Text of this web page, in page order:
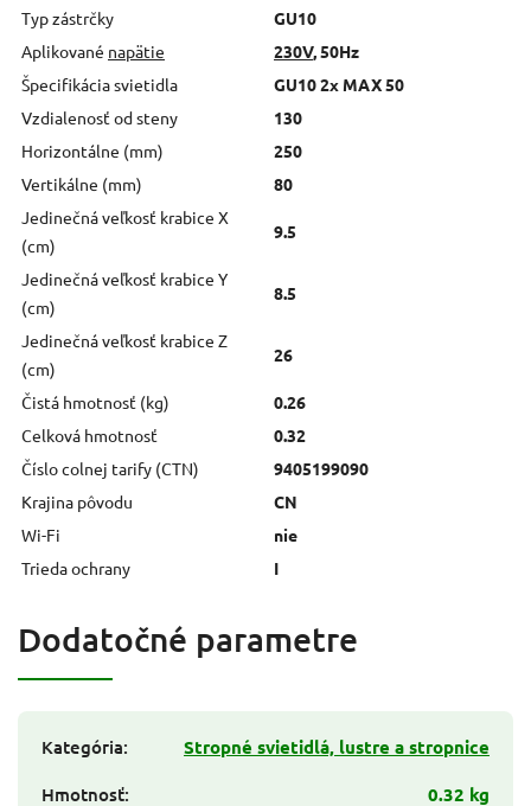
Typ zástrčky
GU10
Aplikované napätie 230V, 50Hz
Špecifikácia svietidla
GU10 2x MAX 50
Vzdialenosť od steny
130
Horizontálne (mm)
250
Vertikálne (mm)
80
Jedinečná veľkosť krabice X
(cm)
9.5
Jedinečná veľkosť krabice Y
(cm)
8.5
Jedinečná veľkosť krabice Z
(cm)
26
Čistá hmotnosť (kg)
0.26
Celková hmotnosť
0.32
Číslo colnej tarify (CTN)
9405199090
Krajina pôvodu
CN
Wi-Fi
nie
Trieda ochrany
I
Dodatočné parametre
Kategória:
Stropné svietidlá, lustre a stropnice
Hmotnosť:
0.32 kg